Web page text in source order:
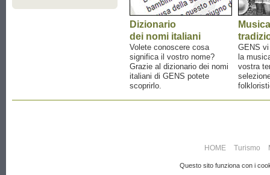
Dizionario
dei nomi italiani
Volete conoscere cosa
significa il vostro nome?
Grazie al dizionario dei nomi
italiani di GENS potete
scoprirlo.
Musica
GENS
la
vostra
HOME Turismo
Questo sito funziona con i